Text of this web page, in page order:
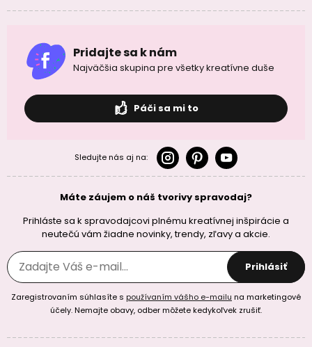
Pridajte sa k nám
Najväčšia skupina pre všetky kreatívne duše
Páči sa mi to
Sledujte nás aj na:
Máte záujem o náš tvorivy spravodaj?
Prihláste sa k spravodajcovi plnému kreatívnej inšpirácie a
neutečú vám žiadne novinky, trendy, zľavy a akcie.
Prihlásiť
Zaregistrovaním súhlasíte s používaním vášho e-mailu na marketingové
účely. Nemajte obavy, odber môžete kedykoľvek zrušiť.